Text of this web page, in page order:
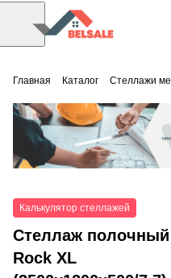
Главная Каталог Стеллажи
Калькулятор стеллажей
Стеллаж полочный
Rock XL